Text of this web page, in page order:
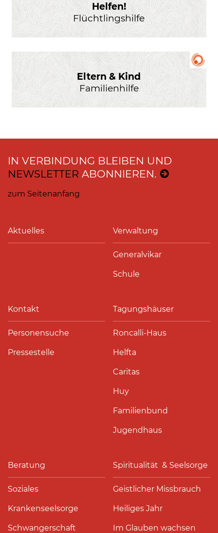
Helfen!
Flüchtlingshilfe
Eltern & Kind
Familienhilfe
IN VERBINDUNG BLEIBEN UND
NEWSLETTER ABONNIEREN.
zum Seitenanfang
Aktuelles Verwaltung
Generalvikar
Schule
Kontakt
Personensuche
Pressestelle
Tagungshäuser
Roncalli-Haus
Helfta
Caritas
Huy
Familienbund
Jugendhaus
Beratung
Soziales
Krankenseelsorge
Schwangerschaft
Spiritualität & Seelsorge
Geistlicher Missbrauch
Heiliges Jahr
Im Glauben wachsen